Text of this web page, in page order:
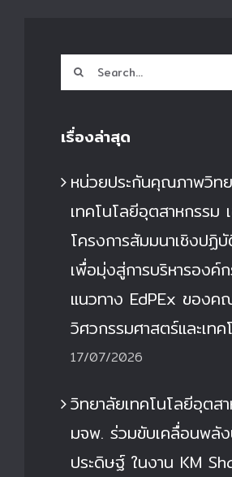
Search
for:
เรื่องล่าสุด
หน่วยประกันคุณภาพวิท
เทคโนโลยีอุตสาหกรรม
โครงการสัมมนาเชิงปฏิ
เพื่อมุ่งสู่การบริหารองค์
แนวทาง EdPEx ของค
วิศวกรรมศาสตร์และเทค
17/07/2026
วิทยาลัยเทคโนโลยีอุตส
มจพ. ร่วมขับเคลื่อนพ
ประดิษฐ์ ในงาน KM